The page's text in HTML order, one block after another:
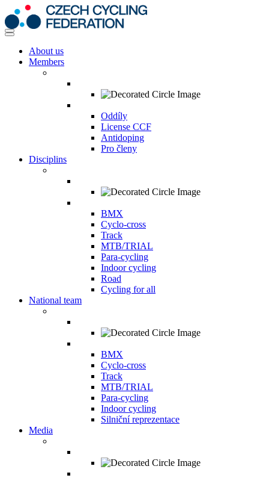
About us
Members
Oddíly
License CCF
Antidoping
Pro členy
Disciplins
BMX
Cyclo-cross
Track
MTB/TRIAL
Para-cycling
Indoor cycling
Road
Cycling for all
National team
BMX
Cyclo-cross
Track
MTB/TRIAL
Para-cycling
Indoor cycling
Silniční reprezentace
Media